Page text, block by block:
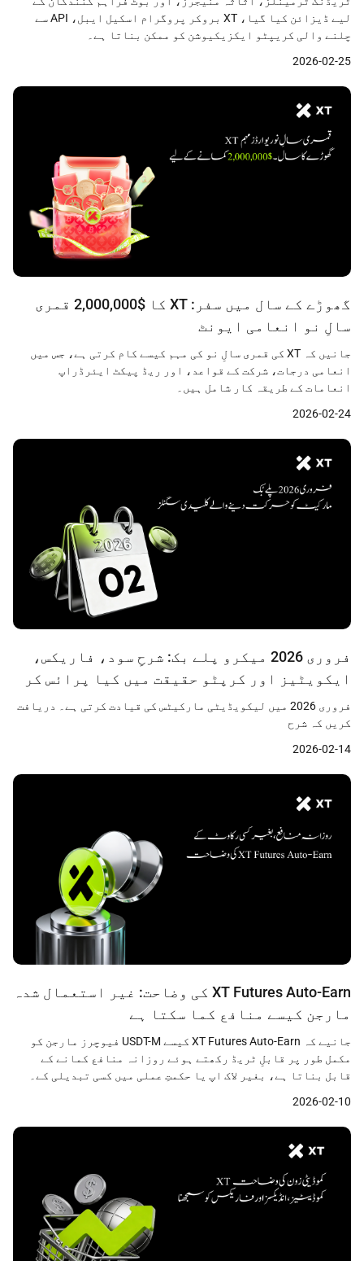
لیے ڈیزائن کیا گیا، XT بروکر پروگرام اسکیل ایبل، API سے
چلنے والی کریپٹو ایکزیکیوشن کو ممکن بناتا ہے۔
2026-02-25
گھوڑے کے سال میں سفر: XT کا $2,000,000 قمری
سالِ نو انعامی ایونٹ
جانیں کہ XT کی قمری سالِ نو کی مہم کیسے کام کرتی ہے، جس میں
انعامی درجات، شرکت کے قواعد، اور ریڈ پیکٹ ایئرڈراپ
انعامات کے طریقہ کار شامل ہیں۔
2026-02-24
فروری 2026 میکرو پلے بک: شرحِ سود، فاریکس،
ایکویٹیز اور کرپٹو حقیقت میں کیا پرائس کر
رہے ہیں
فروری 2026 میں لیکویڈیٹی مارکیٹس کی قیادت کرتی ہے۔ دریافت
کریں کہ شرح
2026-02-14
XT Futures Auto-Earn کی وضاحت: غیر استعمال شدہ
مارجن کیسے منافع کما سکتا ہے
جانیے کہ XT Futures Auto-Earn کیسے USDT-M فیوچرز مارجن کو
مکمل طور پر قابلِ ٹریڈ رکھتے ہوئے روزانہ منافع کمانے کے
قابل بناتا ہے، بغیر لاک اپ یا حکمتِ عملی میں کسی تبدیلی کے۔
2026-02-10